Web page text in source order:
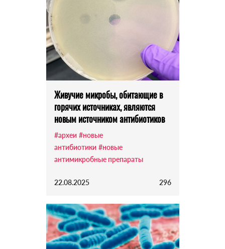
Живучие микробы, обитающие в
горячих источниках, являются
новым источником антибиотиков
#археи #новые
антибиотики #новые
антимикробные препараты
22.08.2025 296